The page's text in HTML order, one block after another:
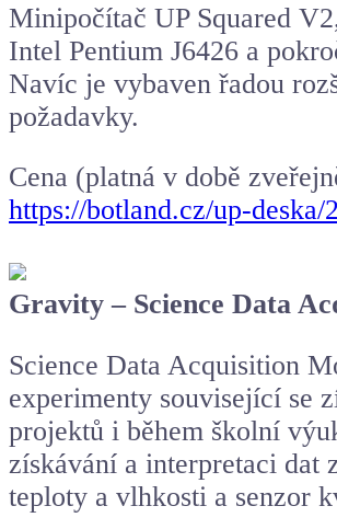
Minipočítač UP Squared
Intel Pentium J6426 a
Navíc je vybaven řadou
požadavky.
Cena (platná v době
https://botland.cz/up-
Gravity – Science Data
Science Data Acquisition
experimenty související se
projektů i během školní
získávání a interpretaci dat
teploty a vlhkosti a senzor